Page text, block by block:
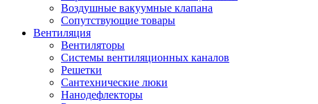
Воздушные вакуумные клапана
Сопутствующие товары
Вентиляция
Вентиляторы
Системы вентиляционных каналов
Решетки
Сантехнические люки
Нанодефлекторы